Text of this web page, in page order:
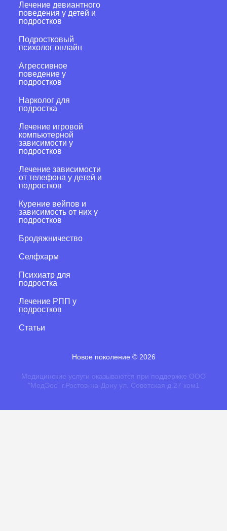
Лечение девиантного
поведения у детей и
подростков
Подростковый
психолог онлайн
Агрессивное
поведение у
подростков
Нарколог для
подростка
Лечение игровой
компьютерной
зависимости у
подростков
Лечение зависимости
от телефона у детей и
подростков
Курение вейпов и
зависимость от них у
подростков
Бродяжничество
Селфхарм
Психиатр для
подростка
Лечение РПП у
подростков
Статьи
Новое поколение © 2026
Медицинские услуги оказываются при поддержке ООО
"МедЭос" г.Ростов-на-Дону ул. Советская д.27 ком1